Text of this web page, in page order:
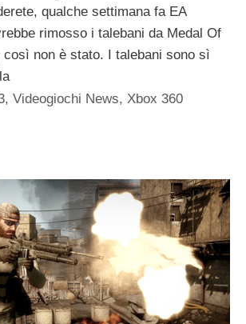
qualche settimana fa EA
rimosso i talebani da Medal Of
così non è stato. I talebani sono sì
,Videogiochi News, Xbox 360